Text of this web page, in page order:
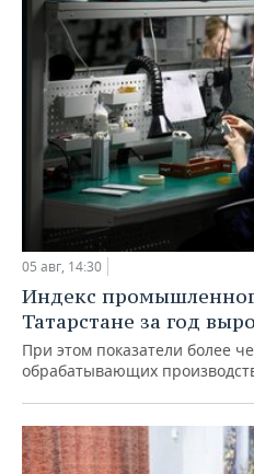
05 авг, 14:30
Индекс
Татарстане за год
При этом показатели более
обрабатывающих